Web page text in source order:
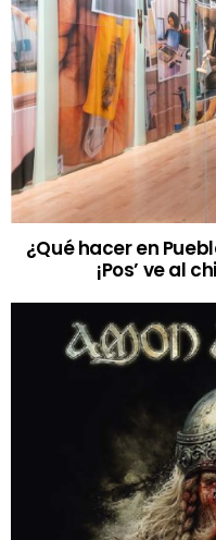
¿Qué hacer en
¡Pos’ ve al